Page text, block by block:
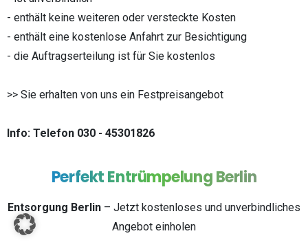
- enthält keine weiteren oder versteckte Kosten
- enthält eine kostenlose Anfahrt zur Besichtigung
- die Auftragserteilung ist für Sie kostenlos
>> Sie erhalten von uns ein Festpreisangebot
Info: Telefon 030 - 45301826
PerfektEntrümpelungBerlin
Entsorgung Berlin – Jetzt kostenloses und unverbindliches
Angebot einholen